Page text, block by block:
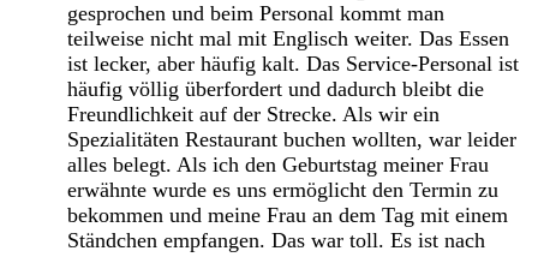
gesprochen und beim Personal kommt man
teilweise nicht mal mit Englisch weiter. Das Essen
ist lecker, aber häufig kalt. Das Service-Personal ist
häufig völlig überfordert und dadurch bleibt die
Freundlichkeit auf der Strecke. Als wir ein
Spezialitäten Restaurant buchen wollten, war leider
alles belegt. Als ich den Geburtstag meiner Frau
erwähnte wurde es uns ermöglicht den Termin zu
bekommen und meine Frau an dem Tag mit einem
Ständchen empfangen. Das war toll. Es ist nach